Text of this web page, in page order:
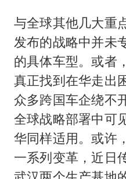
与全球其他几大重
发布的战略中并未
的具体车型。或者
真正找到在华走出
众多跨国车企绕不
全球战略部署中可
华同样适用。或许
一系列变革，近日